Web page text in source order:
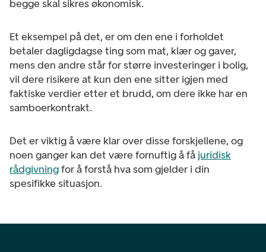
begge skal sikres økonomisk.
Et eksempel på det, er om den ene i forholdet
betaler dagligdagse ting som mat, klær og gaver,
mens den andre står for større investeringer i bolig,
vil dere risikere at kun den ene sitter igjen med
faktiske verdier etter et brudd, om dere ikke har en
samboerkontrakt.
Det er viktig å være klar over disse forskjellene, og
noen ganger kan det være fornuftig å få juridisk
rådgivningfor å forstå hva som gjelder i din
spesifikke situasjon.